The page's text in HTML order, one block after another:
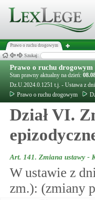
Prawo o ruchu drogowym
Szukaj:
Prawo o ruchu drogowym
Stan prawny aktualny na dzień:
Dz.U.2024.0.1251 t.j. - Ustawa z
Prawo o ruchu drogowym
Dział VI.
Art. 141. Zmiana ustawy -
W ustawie z
zm.): (zmiany